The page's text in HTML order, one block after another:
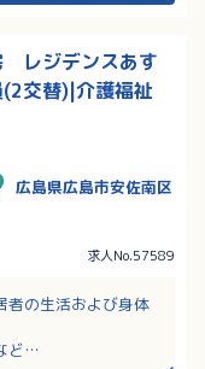
レジデンスあす
交替)|介護福祉
広島県広島市安佐南区
求人No.57589
者の生活および身体
ど